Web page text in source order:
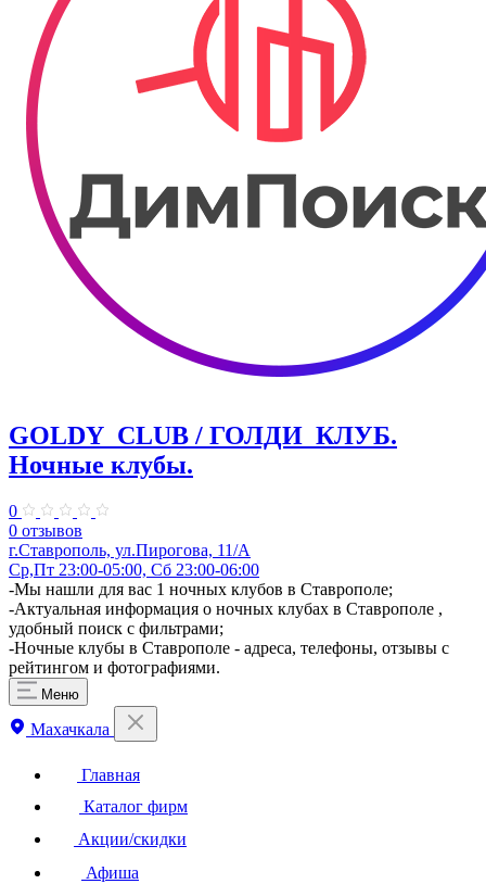
GOLDY_CLUB / ГОЛДИ_КЛУБ.
Ночные клубы.
0
0 отзывов
г.Ставрополь, ул.Пирогова, 11/А
Ср,Пт 23:00-05:00, Сб 23:00-06:00
-Мы нашли для вас 1 ночных клубов в Ставрополе;
-Актуальная информация о ночных клубах в Ставрополе ,
удобный поиск с фильтрами;
-Ночные клубы в Ставрополе - адреса, телефоны, отзывы с
рейтингом и фотографиями.
Меню
Махачкала
Главная
Каталог фирм
Акции/скидки
Афиша